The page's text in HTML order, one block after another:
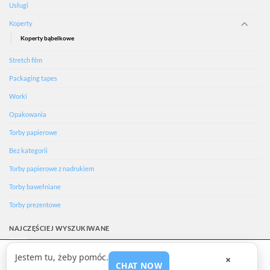
Usługi
Koperty
Koperty bąbelkowe
Stretch film
Packaging tapes
Worki
Opakowania
Torby papierowe
Bez kategorii
Torby papierowe z nadrukiem
Torby bawełniane
Torby prezentowe
NAJCZĘŚCIEJ WYSZUKIWANE
Ecology
We are using cookies to give you the best experience on our
website.
×
Jestem tu, żeby pomóc.
CHAT NOW